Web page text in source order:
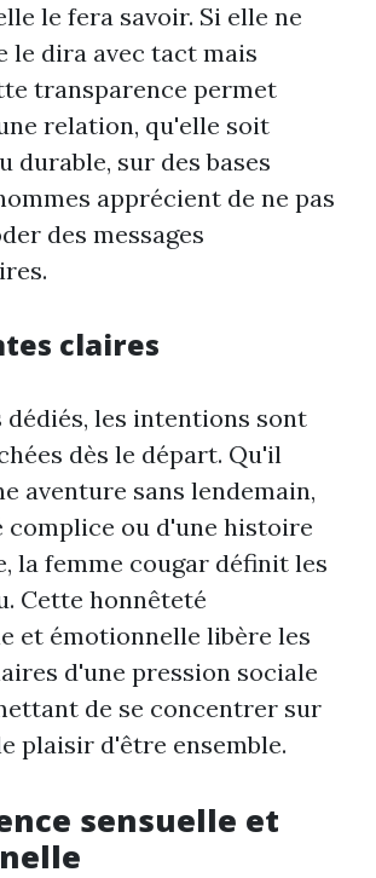
le fera savoir. Si elle ne
le dira avec tact mais
transparence permet
relation, qu'elle soit
durable, sur des bases
apprécient de ne pas
des messages
claires
dédiés, les intentions sont
dès le départ. Qu'il
aventure sans lendemain,
complice ou d'une histoire
la femme cougar définit les
Cette honnêteté
et émotionnelle libère les
d'une pression sociale
de se concentrer sur
plaisir d'être ensemble.
sensuelle et